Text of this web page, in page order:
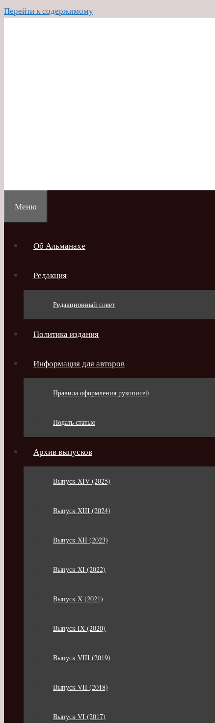
Перейти к содержимому
Меню
Об Альманахе
Редакция
Редакционный совет
Политика издания
Информация для авторов
Правила оформления рукописей
Подать статью
Архив выпусков
Выпуск XIV (2025)
Выпуск XIII (2024)
Выпуск XII (2023)
Выпуск XI (2022)
Выпуск X (2021)
Выпуск IX (2020)
Выпуск VIII (2019)
Выпуск VII (2018)
Выпуск VI (2017)